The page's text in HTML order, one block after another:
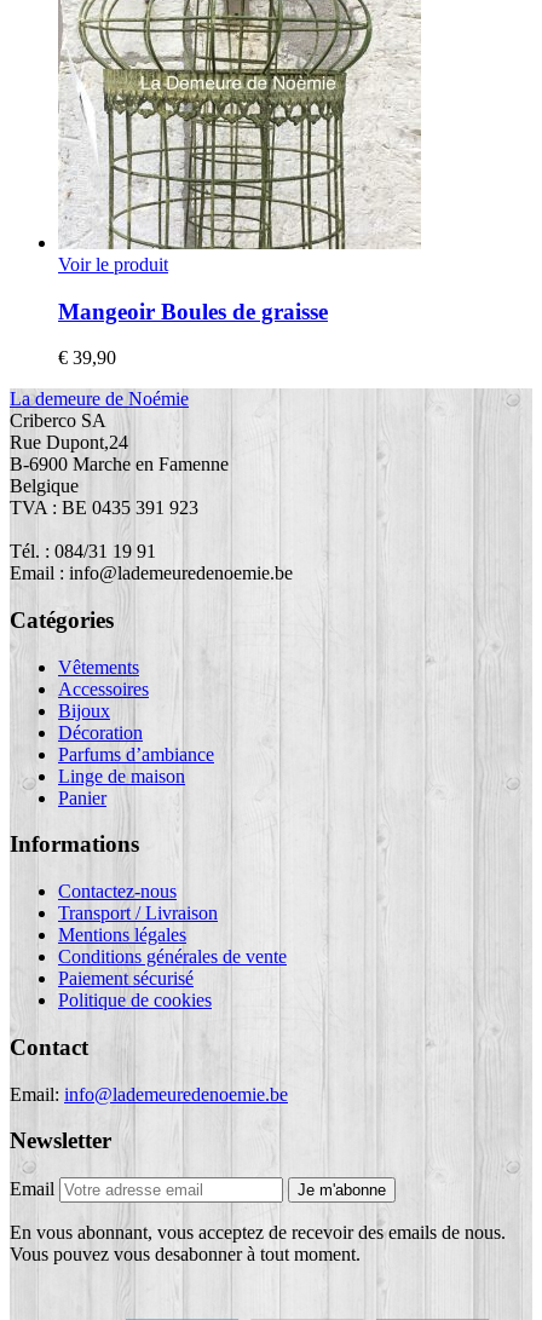
Voir le produit
Mangeoir Boules de graisse
€ 39,90
La demeure de Noémie
Criberco SA
Rue Dupont,24
B-6900 Marche en Famenne
Belgique
TVA : BE 0435 391 923
Tél. : 084/31 19 91
Email : info@lademeuredenoemie.be
Catégories
Vêtements
Accessoires
Bijoux
Décoration
Parfums d’ambiance
Linge de maison
Panier
Informations
Contactez-nous
Transport / Livraison
Mentions légales
Conditions générales de vente
Paiement sécurisé
Politique de cookies
Contact
Email: info@lademeuredenoemie.be
Newsletter
Email Je m'abonne
En vous abonnant, vous acceptez de recevoir des emails de nous.
Vous pouvez vous desabonner à tout moment.